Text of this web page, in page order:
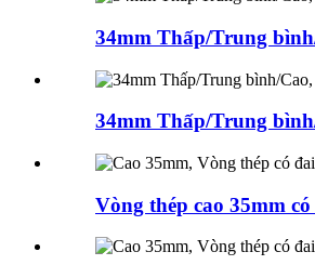
34mm Thấp/Trung
34mm Thấp/Trung
Vòng thép cao 35mm